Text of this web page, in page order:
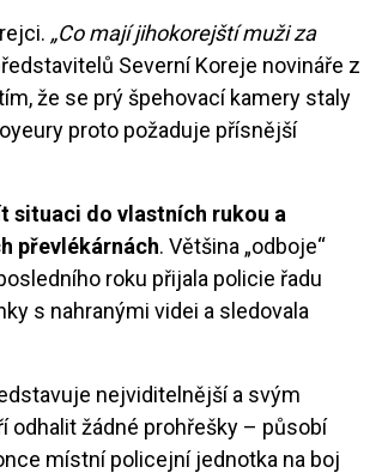
„Co mají jihokorejští muži za
Severní Koreje novináře z
že se prý špehovací kamery staly
proto požaduje přísnější
situaci do vlastních rukou a
převlékárnách. Většina „odboje“
roku přijala policie řadu
s nahranými videi a sledovala
nejviditelnější a svým
odhalit žádné prohřešky – působí
místní policejní jednotka na boj